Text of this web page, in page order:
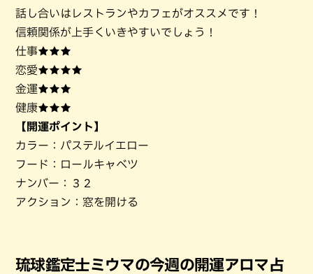
話し合いはレストランやカフェがオススメです！
信頼関係が上手くいきやすいでしょう！
仕事★★★
恋愛★★★★
金運★★★
健康★★★
【開運ポイント】
カラー：パステルイエロー
フード：ロールキャベツ
ナンバー：３２
アクション：窓を開ける
琉球鑑定士ミウマの今週の開運アロマ占